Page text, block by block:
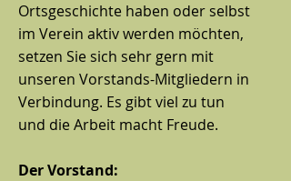
Ortsgeschichte haben oder selbst
im Verein aktiv werden möchten,
setzen Sie sich sehr gern mit
unseren Vorstands-Mitgliedern in
Verbindung. Es gibt viel zu tun
und die Arbeit macht Freude.
Der Vorstand: